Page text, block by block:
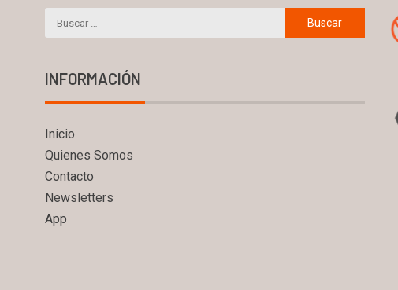
INFORMACIÓN
Inicio
Quienes Somos
Contacto
Newsletters
App